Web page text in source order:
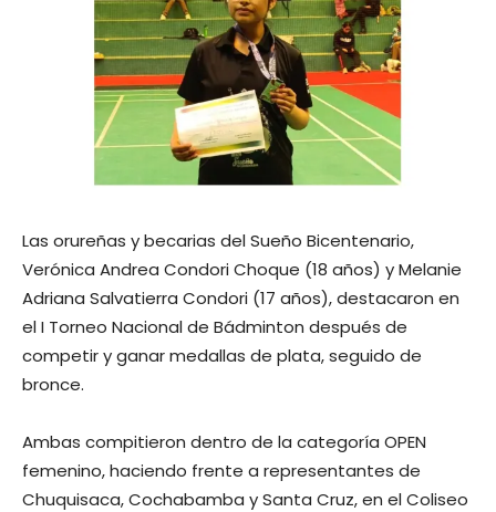
Las orureñas y becarias del Sueño Bicentenario,
Verónica Andrea Condori Choque (18 años) y Melanie
Adriana Salvatierra Condori (17 años), destacaron en
el I Torneo Nacional de Bádminton después de
competir y ganar medallas de plata, seguido de
bronce.
Ambas compitieron dentro de la categoría OPEN
femenino, haciendo frente a representantes de
Chuquisaca, Cochabamba y Santa Cruz, en el Coliseo